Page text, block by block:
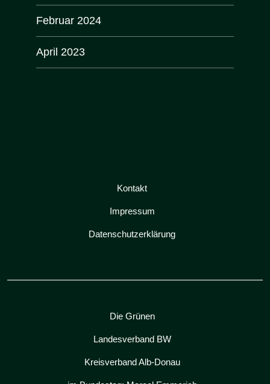
Februar 2024
April 2023
Kontakt
Impressum
Datenschutzerklärung
Die Grünen
Landesverband BW
Kreisverband Alb-Donau